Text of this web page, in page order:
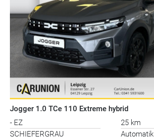
Jogger 1.0 TCe 110 Extreme hybrid
- EZ
25 km
SCHIEFERGRAU
Automatik